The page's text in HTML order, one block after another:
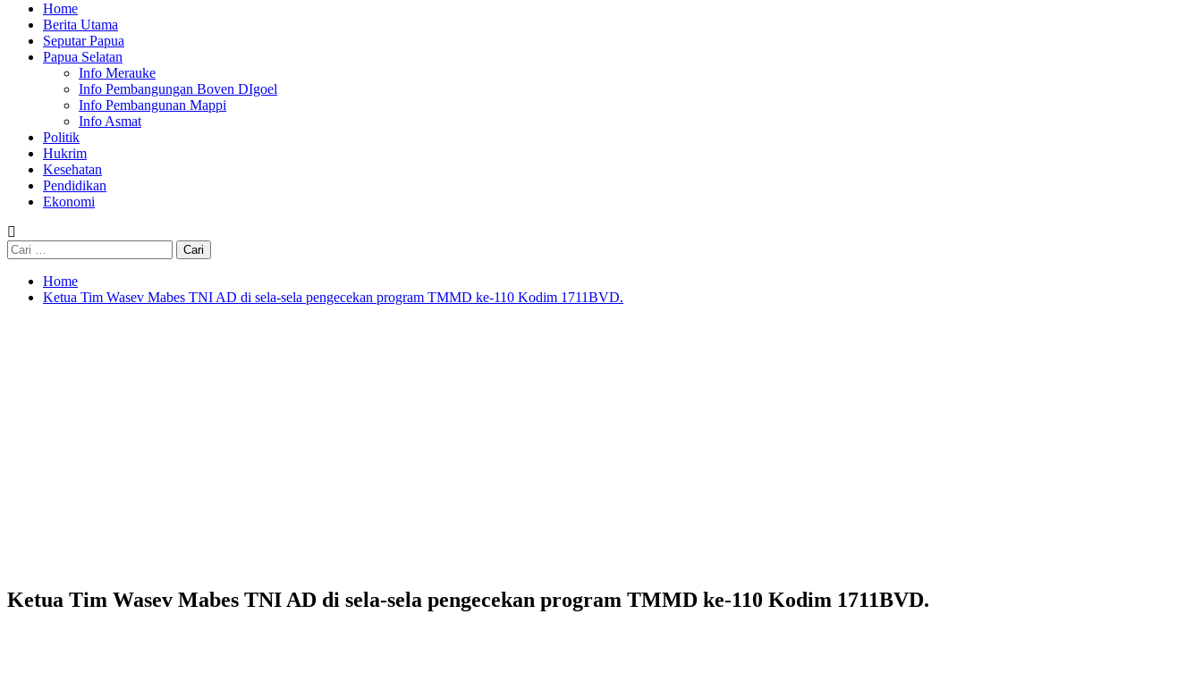
Home
Berita Utama
Seputar Papua
Papua Selatan
Info Merauke
Info Pembangungan Boven DIgoel
Info Pembangunan Mappi
Info Asmat
Politik
Hukrim
Kesehatan
Pendidikan
Ekonomi
Cari
untuk:
Home
Ketua Tim Wasev Mabes TNI AD di sela-sela pengecekan program TMMD ke-110 Kodim 1711BVD.
Ketua Tim Wasev Mabes TNI AD di sela-sela pengecekan program TMMD ke-110 Kodim 1711BVD.